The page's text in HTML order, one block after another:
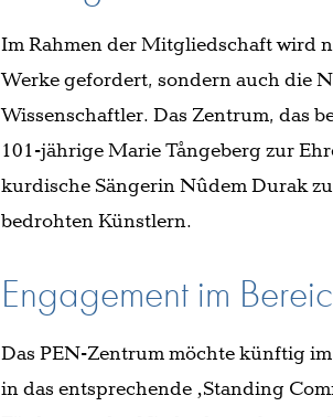
Im Rahmen der Mitgliedschaft wird
Werke gefordert, sondern auch die
Wissenschaftler. Das Zentrum, das
101-jährige Marie Tångeberg zur
kurdische Sängerin Nûdem Durak
bedrohten Künstlern.
Engagement im
Das PEN-Zentrum möchte künftig
in das entsprechende ‚Standing